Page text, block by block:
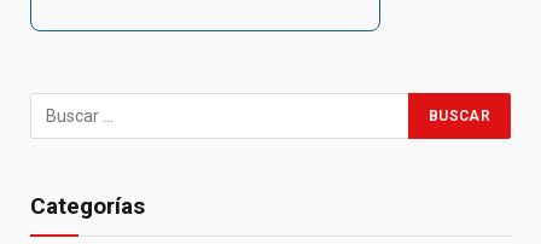
Categorías